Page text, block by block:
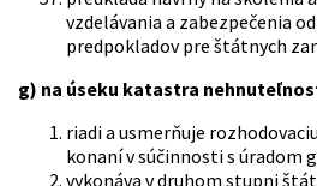
vzdelávania a zabezpečenia
predpokladov pre štátnych
g) na úseku katastra
riadi a usmerňuje
konaní v súčinnosti s úradom
vykonáva v druhom stupni